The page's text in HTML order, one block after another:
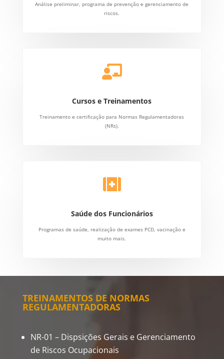
Análise preliminar, programa de prevenção e gerenciamento de
riscos.

Cursos e Treinamentos
Treinamento e certificação para Normas Regulamentadoras
(NRs).

Saúde dos Funcionários
Programas de saúde, realização de exames PCD, vacinação e
muito mais.
TREINAMENTOS DE NORMAS
REGULAMENTADORAS
NR-01 – Dispsições Gerais e Gerenciamento
de Riscos Ocupacionais